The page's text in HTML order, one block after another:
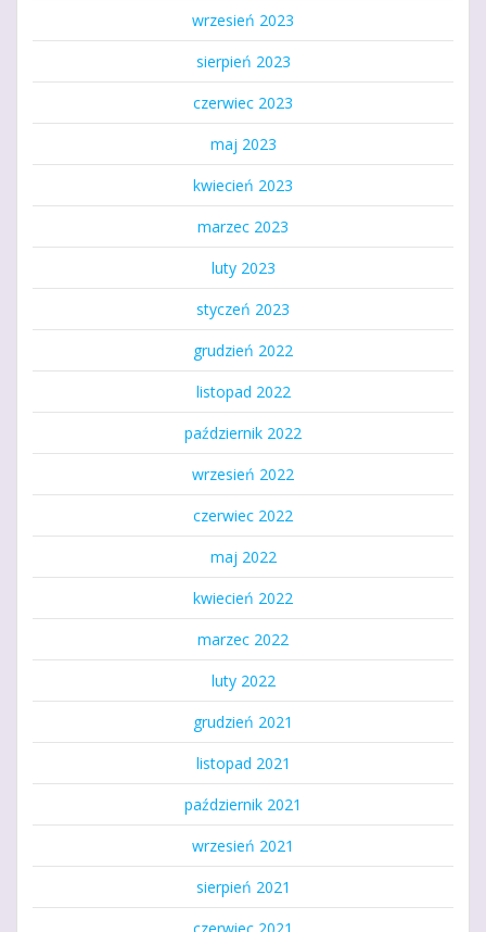
wrzesień 2023
sierpień 2023
czerwiec 2023
maj 2023
kwiecień 2023
marzec 2023
luty 2023
styczeń 2023
grudzień 2022
listopad 2022
październik 2022
wrzesień 2022
czerwiec 2022
maj 2022
kwiecień 2022
marzec 2022
luty 2022
grudzień 2021
listopad 2021
październik 2021
wrzesień 2021
sierpień 2021
czerwiec 2021